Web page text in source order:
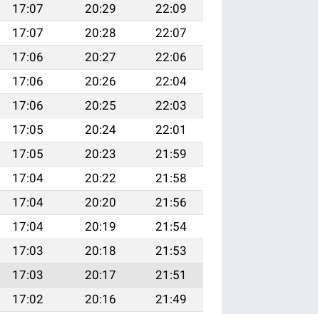
17:07 20:29
22:09
17:07 20:28
22:07
17:06 20:27
22:06
17:06 20:26
22:04
17:06 20:25
22:03
17:05 20:24
22:01
17:05 20:23
21:59
17:04 20:22
21:58
17:04 20:20
21:56
17:04 20:19
21:54
17:03 20:18
21:53
17:03 20:17
21:51
17:02 20:16
21:49